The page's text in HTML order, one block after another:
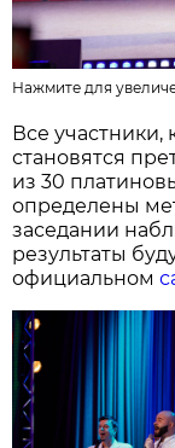
Нажмите для
Все
становятся
из 30
определены
заседании
результаты
официальном